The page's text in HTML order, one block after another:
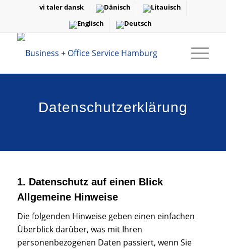
vi taler dansk
Datenschutzerklärung
1. Datenschutz auf einen Blick
Allgemeine Hinweise
Die folgenden Hinweise geben einen einfachen
Überblick darüber, was mit Ihren
personenbezogenen Daten passiert, wenn Sie